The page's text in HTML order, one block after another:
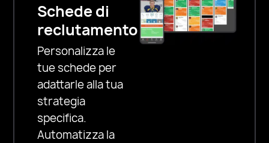
Schede di
reclutamento
Personalizza le
tue schede per
adattarle alla tua
strategia
specifica.
Automatizza la